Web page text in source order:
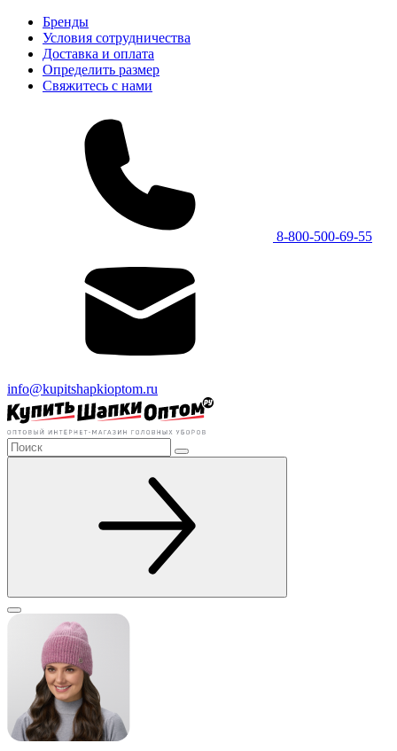
Бренды
Условия сотрудничества
Доставка и оплата
Определить размер
Свяжитесь с нами
8-800-500-69-55
info@kupitshapkioptom.ru